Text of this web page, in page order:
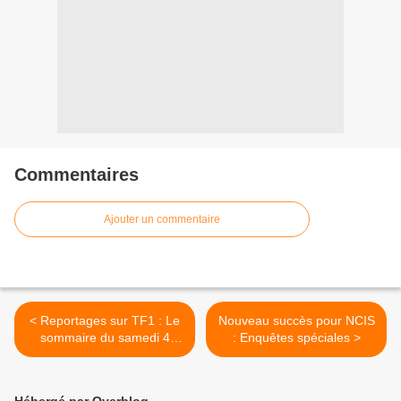
Commentaires
Ajouter un commentaire
< Reportages sur TF1 : Le
sommaire du samedi 4
décembre
Nouveau succès pour NCIS
: Enquêtes spéciales >